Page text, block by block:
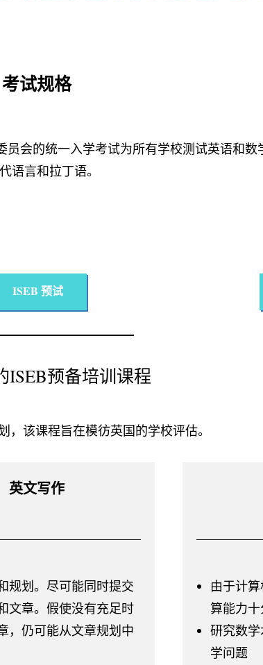
考试规格
员会的统一入学考试为所有学校测试英语和数
语言和拉丁语。
ISEB 预试
ISEB预备培训课程
该课程旨在模彷英国的学校评估。
英文写作
规划。尽可能同时提交
文章。假使没有充足时
，仍可能从文章规划中
由于计
算能力
研究数
学问题